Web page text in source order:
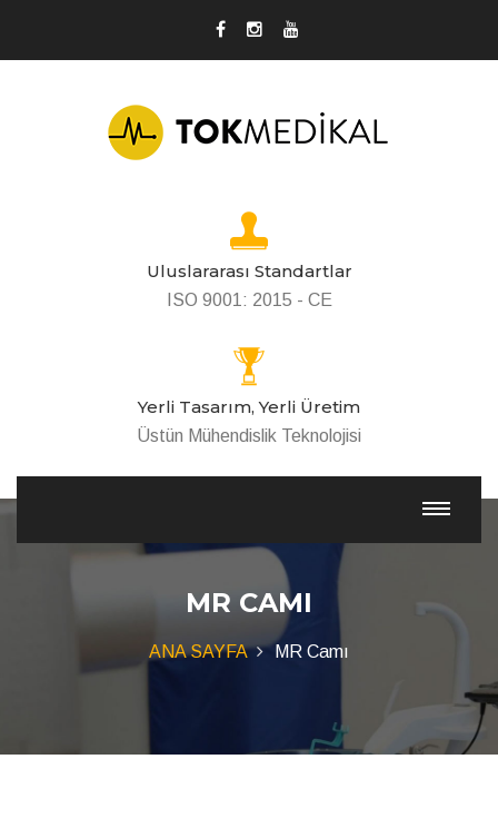
Uluslararası Standartlar
ISO 9001: 2015 - CE
Yerli Tasarım, Yerli Üretim
Üstün Mühendislik Teknolojisi
MR CAMI
ANA SAYFA MR Camı